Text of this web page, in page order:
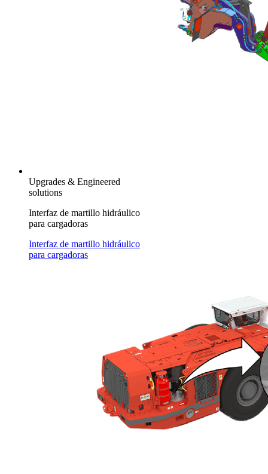
Upgrades & Engineered
solutions
Interfaz de martillo hidráulico
para cargadoras
Interfaz de martillo hidráulico
para cargadoras